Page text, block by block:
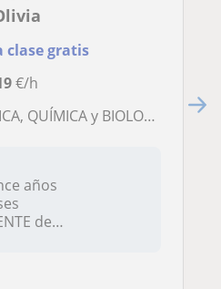
clase gratis
€/h
y BIOLOGÍA -On Line y Presencial
de